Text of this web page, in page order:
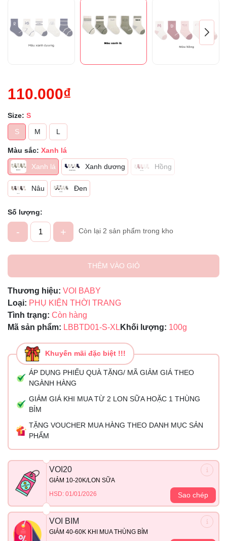
110.000₫
Size: S
S
M L
Màu sắc: Xanh lá
Xanh lá
Xanh dương Hồng
Nâu Đen
Số lượng:
- + Còn lại 2 sản phẩm trong kho
THÊM VÀO GIỎ
Thương hiệu: VOI BABY
Loại: PHỤ KIỆN THỜI TRANG
Tình trạng: Còn hàng
Mã sản phẩm: LBBTD01-S-XL Khối lượng: 100g
Khuyến mãi đặc biệt !!!
ÁP DỤNG PHIẾU QUÀ TẶNG/ MÃ GIẢM GIÁ THEO
NGÀNH HÀNG
GIẢM GIÁ KHI MUA TỪ 2 LON SỮA HOẶC 1 THÙNG
BỈM
TẶNG VOUCHER MUA HÀNG THEO DANH MỤC SẢN
PHẨM
VOI20
GIẢM 10-20K/LON SỮA
HSD: 01/01/2026
Sao chép
VOI BIM
GIẢM 40-60K KHI MUA THÙNG BỈM